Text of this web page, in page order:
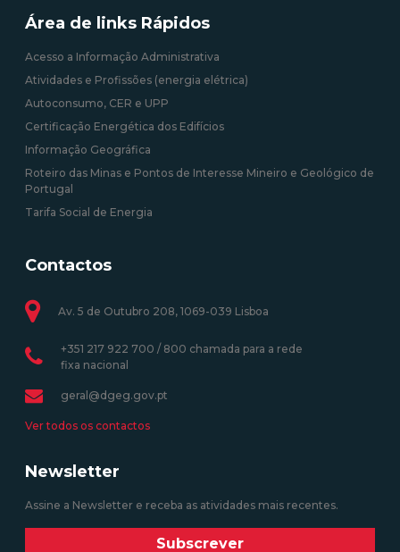
Área de links Rápidos
Acesso a Informação Administrativa
Atividades e Profissões (energia elétrica)
Autoconsumo, CER e UPP
Certificação Energética dos Edifícios
Informação Geográfica
Roteiro das Minas e Pontos de Interesse Mineiro e Geológico de
Portugal
Tarifa Social de Energia
Contactos
Av. 5 de Outubro 208, 1069-039 Lisboa
+351 217 922 700 / 800 chamada para a rede
fixa nacional
geral@dgeg.gov.pt
Ver todos os contactos
Newsletter
Assine a Newsletter e receba as atividades mais recentes.
Subscrever